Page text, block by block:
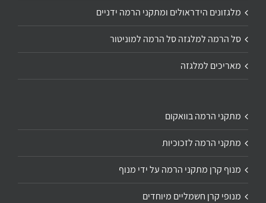
מלגזונים הידראולים ומתקני הרמה ידניים
סל הרמה למלגזה סל הרמה למוניטור
מאריכים למלגזה
מתקני הרמה בוואקום
מתקני הרמה לזכוכיות
מנוף קרן מתקני הרמה על ידי מנוף
מנופי קרן חשמליים מיוחדים